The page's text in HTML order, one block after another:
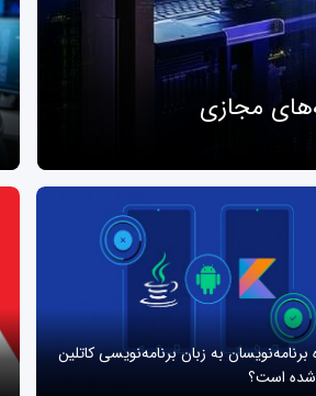
مجازی
برنامه‌نویسان به زبان برنامه‌نویسی کاتلین
است؟